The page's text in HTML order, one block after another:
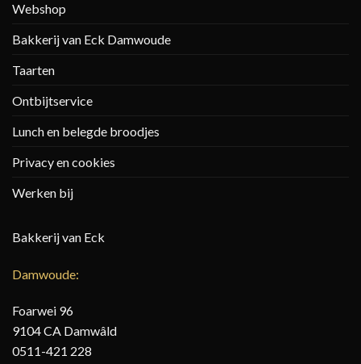
Webshop
Bakkerij van Eck Damwoude
Taarten
Ontbijtservice
Lunch en belegde broodjes
Privacy en cookies
Werken bij
Bakkerij van Eck
Damwoude:
Foarwei 96
9104 CA Damwâld
0511-421 228